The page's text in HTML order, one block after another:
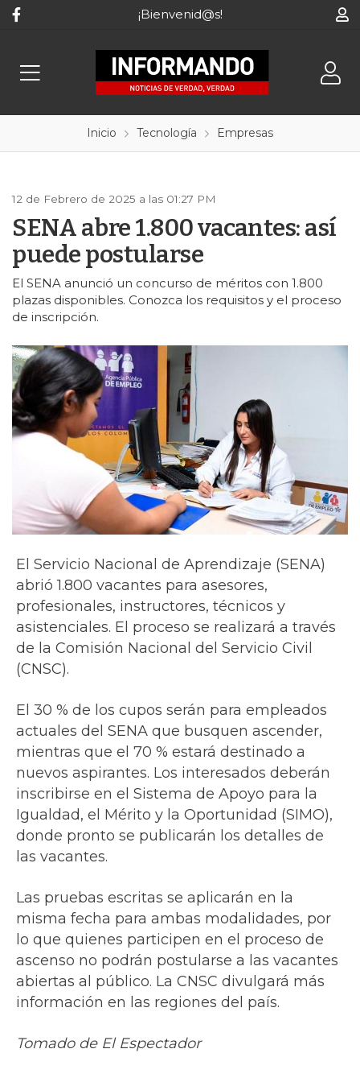
¡Bienvenid@s!
Inicio Tecnología Empresas
12 de Febrero de 2025 a las 01:27 PM
SENA abre 1.800 vacantes: así
puede postularse
El SENA anunció un concurso de méritos con 1.800
plazas disponibles. Conozca los requisitos y el proceso
de inscripción.
El Servicio Nacional de Aprendizaje (SENA)
abrió 1.800 vacantes para asesores,
profesionales, instructores, técnicos y
asistenciales. El proceso se realizará a través
de la Comisión Nacional del Servicio Civil
(CNSC).
El 30 % de los cupos serán para empleados
actuales del SENA que busquen ascender,
mientras que el 70 % estará destinado a
nuevos aspirantes. Los interesados deberán
inscribirse en el Sistema de Apoyo para la
Igualdad, el Mérito y la Oportunidad (SIMO),
donde pronto se publicarán los detalles de
las vacantes.
Las pruebas escritas se aplicarán en la
misma fecha para ambas modalidades, por
lo que quienes participen en el proceso de
ascenso no podrán postularse a las vacantes
abiertas al público. La CNSC divulgará más
información en las regiones del país.
Tomado de El Espectador